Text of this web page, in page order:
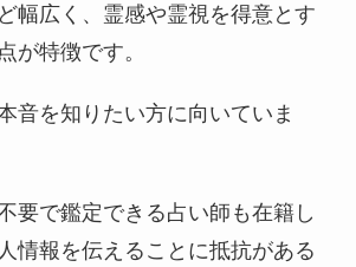
幅広く、霊感や霊視を得意とす
が特徴です。
音を知りたい方に向いていま
要で鑑定できる占い師も在籍し
情報を伝えることに抵抗がある